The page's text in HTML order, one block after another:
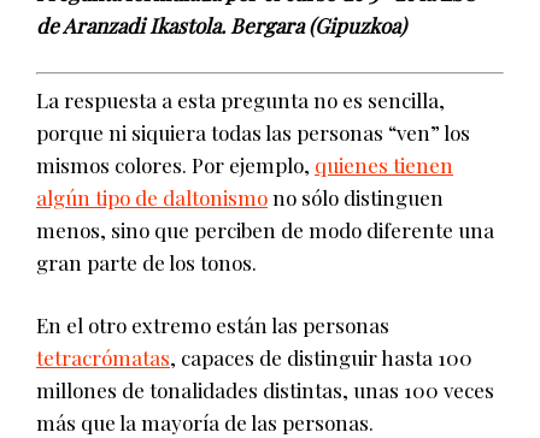
de Aranzadi Ikastola. Bergara (Gipuzkoa)
La respuesta a esta pregunta no es sencilla,
porque ni siquiera todas las personas “ven” los
mismos colores. Por ejemplo, quienes tienen
algún tipo de daltonismono sólo distinguen
menos, sino que perciben de modo diferente una
gran parte de los tonos.
En el otro extremo están las personas
tetracrómatas, capaces de distinguir hasta 100
millones de tonalidades distintas, unas 100 veces
más que la mayoría de las personas.